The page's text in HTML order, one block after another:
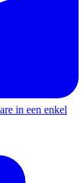
in een enkel